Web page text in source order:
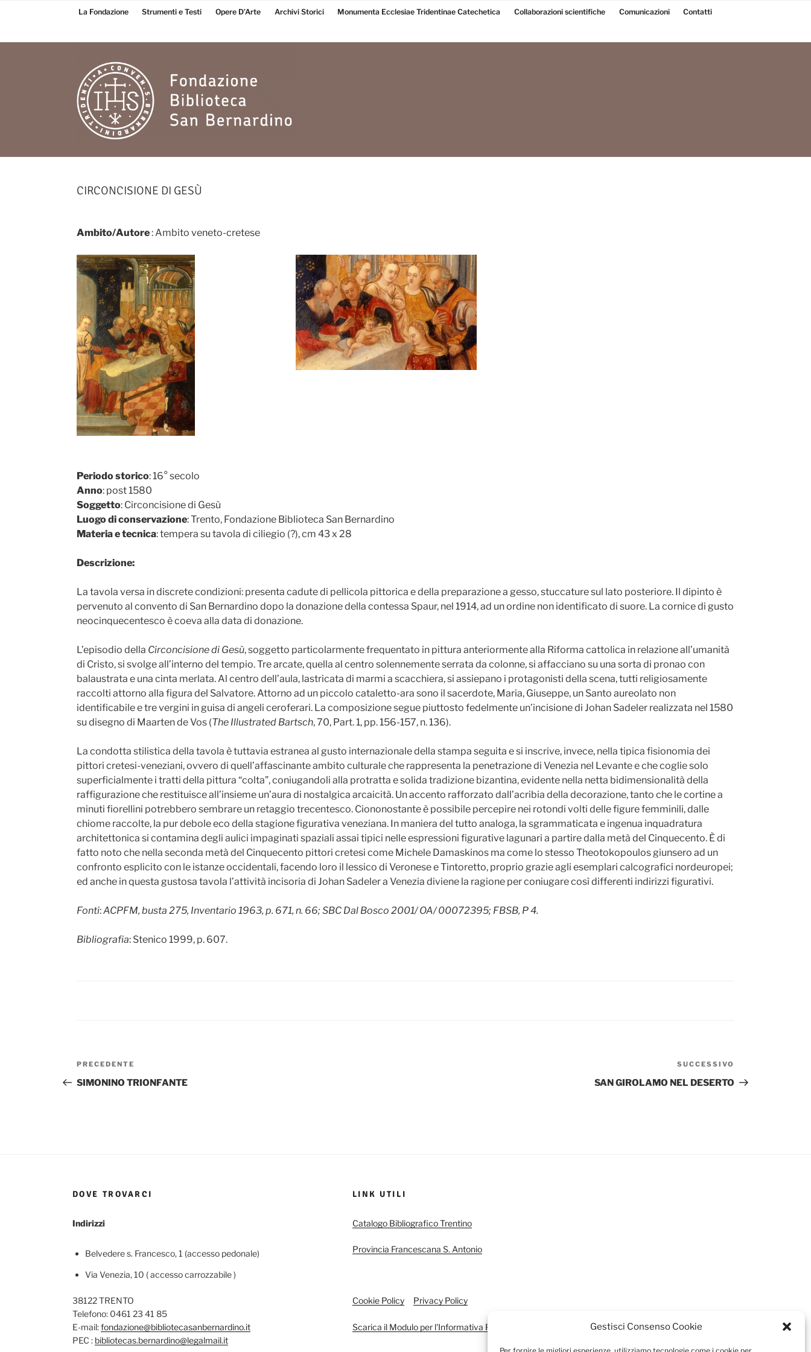
Gestisci Consenso Cookie
Fondazione
Bernardino
La Fondazione Strumenti e Testi Opere D’Arte Archivi Storici Monumenta Ecclesiae Tridentinae Catechetica Collaborazioni scientifiche Comunicazioni Contatti
CIRCONCISIONE DI GESÙ
Ambito/Autore: Ambito veneto-cretese
Periodo storico: 16° secolo
Anno: post 1580
Soggetto: Circoncisione di Gesù
Luogo di conservazione: Trento, Fondazione Biblioteca San Bernardino
Materia e tecnica: tempera su tavola di ciliegio (?), cm 43 x 28
Descrizione:
La tavola versa in discrete condizioni: presenta cadute di pellicola pittorica e della preparazione a gesso, stuccature sul lato posteriore. Il dipinto è
pervenuto al convento di San Bernardino dopo la donazione della contessa Spaur, nel 1914, ad un ordine non identificato di suore. La cornice di gusto
neocinquecentesco è coeva alla data di donazione.
L’episodio della Circoncisione di Gesù, soggetto particolarmente frequentato in pittura anteriormente alla Riforma cattolica in relazione all’umanità
di Cristo, si svolge all’interno del tempio. Tre arcate, quella al centro solennemente serrata da colonne, si affacciano su una sorta di pronao con
balaustrata e una cinta merlata. Al centro dell’aula, lastricata di marmi a scacchiera, si assiepano i protagonisti della scena, tutti religiosamente
raccolti attorno alla figura del Salvatore. Attorno ad un piccolo cataletto-ara sono il sacerdote, Maria, Giuseppe, un Santo aureolato non
identificabile e tre vergini in guisa di angeli ceroferari. La composizione segue piuttosto fedelmente un’incisione di Johan Sadeler realizzata nel 1580
su disegno di Maarten de Vos (The Illustrated Bartsch, 70, Part. 1, pp. 156-157, n. 136).
La condotta stilistica della tavola è tuttavia estranea al gusto internazionale della stampa seguita e si inscrive, invece, nella tipica fisionomia dei
pittori cretesi-veneziani, ovvero di quell’affascinante ambito culturale che rappresenta la penetrazione di Venezia nel Levante e che coglie solo
superficialmente i tratti della pittura “colta”, coniugandoli alla protratta e solida tradizione bizantina, evidente nella netta bidimensionalità della
raffigurazione che restituisce all’insieme un’aura di nostalgica arcaicità. Un accento rafforzato dall’acribia della decorazione, tanto che le cortine a
minuti fiorellini potrebbero sembrare un retaggio trecentesco. Ciononostante è possibile percepire nei rotondi volti delle figure femminili, dalle
chiome raccolte, la pur debole eco della stagione figurativa veneziana. In maniera del tutto analoga, la sgrammaticata e ingenua inquadratura
architettonica si contamina degli aulici impaginati spaziali assai tipici nelle espressioni figurative lagunari a partire dalla metà del Cinquecento. È di
fatto noto che nella seconda metà del Cinquecento pittori cretesi come Michele Damaskinos ma come lo stesso Theotokopoulos giunsero ad un
confronto esplicito con le istanze occidentali, facendo loro il lessico di Veronese e Tintoretto, proprio grazie agli esemplari calcografici nordeuropei;
ed anche in questa gustosa tavola l’attività incisoria di Johan Sadeler a Venezia diviene la ragione per coniugare così differenti indirizzi figurativi.
Fonti:ACPFM, busta 275, Inventario 1963, p. 671, n. 66; SBC Dal Bosco 2001/ OA/ 00072395; FBSB, P 4.
Bibliografia: Stenico 1999, p. 607.
Navigazione
articoli
Articolo
precedente:
PRECEDENTE
SIMONINO TRIONFANTE
successivo
SUCCESSIVO
SAN GIROLAMO NEL DESERTO
DOVE TROVARCI
Indirizzi
Belvedere s. Francesco, 1 (accesso pedonale)
Via Venezia, 10 ( accesso carrozzabile )
38122 TRENTO
Telefono: 0461 23 41 85
E-mail:fondazione@bibliotecasanbernardino.it
PEC : bibliotecas.bernardino@legalmail.it
LINK UTILI
Catalogo Bibliografico Trentino
Provincia Francescana S. Antonio
Cookie Policy Privacy Policy
Scarica il Modulo per l'Informativa Privacy